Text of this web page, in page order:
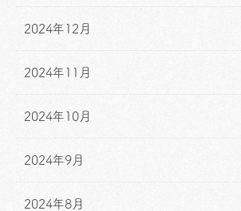
2024年12月
2024年11月
2024年10月
2024年9月
2024年8月